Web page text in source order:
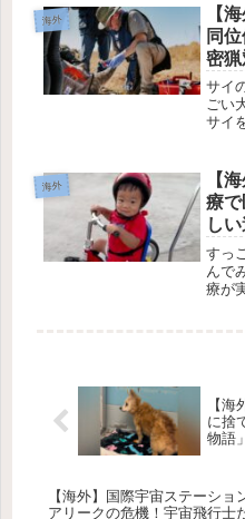
った
残念
海外
【
同
密猟
サイ
ごい
サイ
の新
プロ
海外
【
療
し
感
すっ
んで
療が
【
に捨
物語」
【海外】国際宇宙ステーショ
アリークの危機！宇宙飛行士